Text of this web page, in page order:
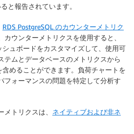
と報告されています。
RDS PostgreSQL のカウンターメトリク
カウンターメトリクスを使用すると、
ュボードをカスタマイズして、使用可
テムとデータベースのメトリクスから
めることができます。負荷チャートを
フォーマンスの問題を特定して分析す
トリクスは、 ネイティブおよび非ネ